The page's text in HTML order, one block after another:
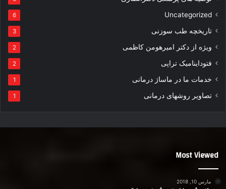
Uncategorized
6
تاریخچه طب سوزنی 3
ویژه از دکتر امیرهومن کاظمی 2
فتوداینامیک تراپی 2
خدمات ما در ماساژ درمانی 1
تصاویر روشهای درمانی 1
Most Viewed
مارس 10, 2018